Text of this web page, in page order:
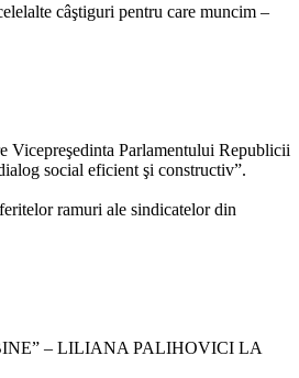
câştiguri pentru care muncim –
Vicepreşedinta Parlamentului Republicii
social eficient şi constructiv”.
ramuri ale sindicatelor din
– LILIANA PALIHOVICI LA